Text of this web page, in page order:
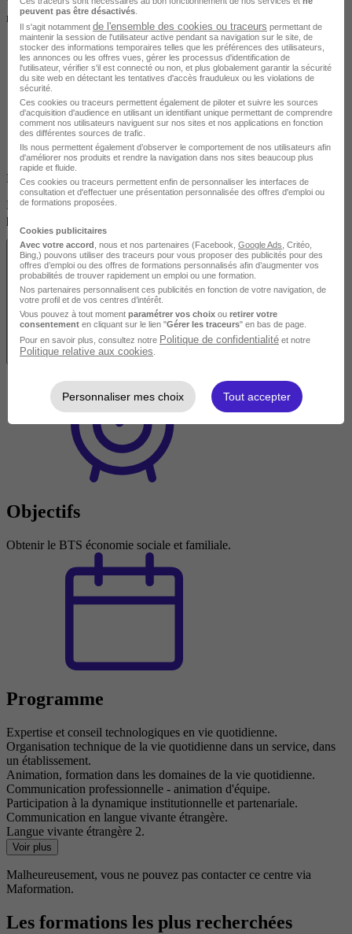
Vous pouvez suivre cette formation depuis chez vous ou depuis
n’importe quel endroit à distance.
En présentiel
Découvrez les localités disponibles pour suivre cette formation en
présentiel.
Voir les localités
Objectifs
Obtenir le BTS économie sociale et familiale.
Programme
Expertise et conseil technologiques en vie quotidienne.
Organisation technique de la vie quotidienne dans un service, dans
un établissement.
Animation, formation dans les domaines de la vie quotidienne.
Communication professionnelle - animation d'équipe.
Participation à la dynamique institutionnelle et partenariale.
Communication en langue vivante étrangère.
Langue vivante étrangère 2.
Voir plus
Malheureusement, vous ne pouvez pas contacter ce centre via
Maformation.
Les formations les plus recherchées
peuvent pas être désactivés
Il s'agit notamment de l'ensemble des cookies ou traceurs permettant de
maintenir la session de l'utilisateur active pendant sa navigation sur le site, de
stocker des informations temporaires telles que les préférences des utilisateurs,
les annonces ou les offres vues, gérer les processus d'identification de
l'utilisateur, vérifier s'il est connecté ou non, et plus globalement garantir la sécurité
du site web en détectant les tentatives d'accès frauduleux ou les violations de
sécurité.
Ces cookies ou traceurs permettent également de piloter et suivre les sources
d'acquisition d'audience en utilisant un identifiant unique permettant de comprendre
comment nos utilisateurs naviguent sur nos sites et nos applications en fonction
des différentes sources de trafic.
Ils nous permettent également d’observer le comportement de nos utilisateurs afin
d'améliorer nos produits et rendre la navigation dans nos sites beaucoup plus
rapide et fluide.
Ces cookies ou traceurs permettent enfin de personnaliser les interfaces de
consultation et d'effectuer une présentation personnalisée des offres d'emploi ou
de formations proposées.
Cookies publicitaires
Avec votre accord , nous et nos partenaires (Facebook, Google Ads , Critéo,
Bing,) pouvons utiliser des traceurs pour vous proposer des publicités pour des
offres d’emploi ou des offres de formations personnalisés afin d’augmenter vos
probabilités de trouver rapidement un emploi ou une formation.
Nos partenaires personnalisent ces publicités en fonction de votre navigation, de
votre profil et de vos centres d’intérêt.
Vous pouvez à tout moment paramétrer vos choix ou retirer votre
consentement en cliquant sur le lien "Gérer les traceurs" en bas de page.
Pour en savoir plus, consultez notre Politique de confidentialité et notre
Politique relative aux cookies
Personnaliser mes choix Tout accepter